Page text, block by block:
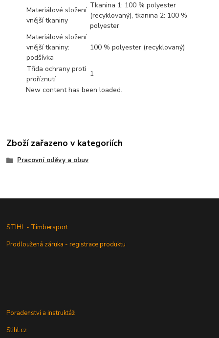
Materiálové složení
vnější tkaniny
Tkanina 1: 100 % polyester
(recyklovaný), tkanina 2: 100 %
polyester
Materiálové složení
vnější tkaniny:
podšívka
100 % polyester (recyklovaný)
Třída ochrany proti
proříznutí
1
New content has been loaded.
Zboží zařazeno v kategoriích
Pracovní oděvy a obuv
STIHL - Timbersport
Prodloužená záruka - registrace produktu
Poradenství a instruktáž
Stihl.cz